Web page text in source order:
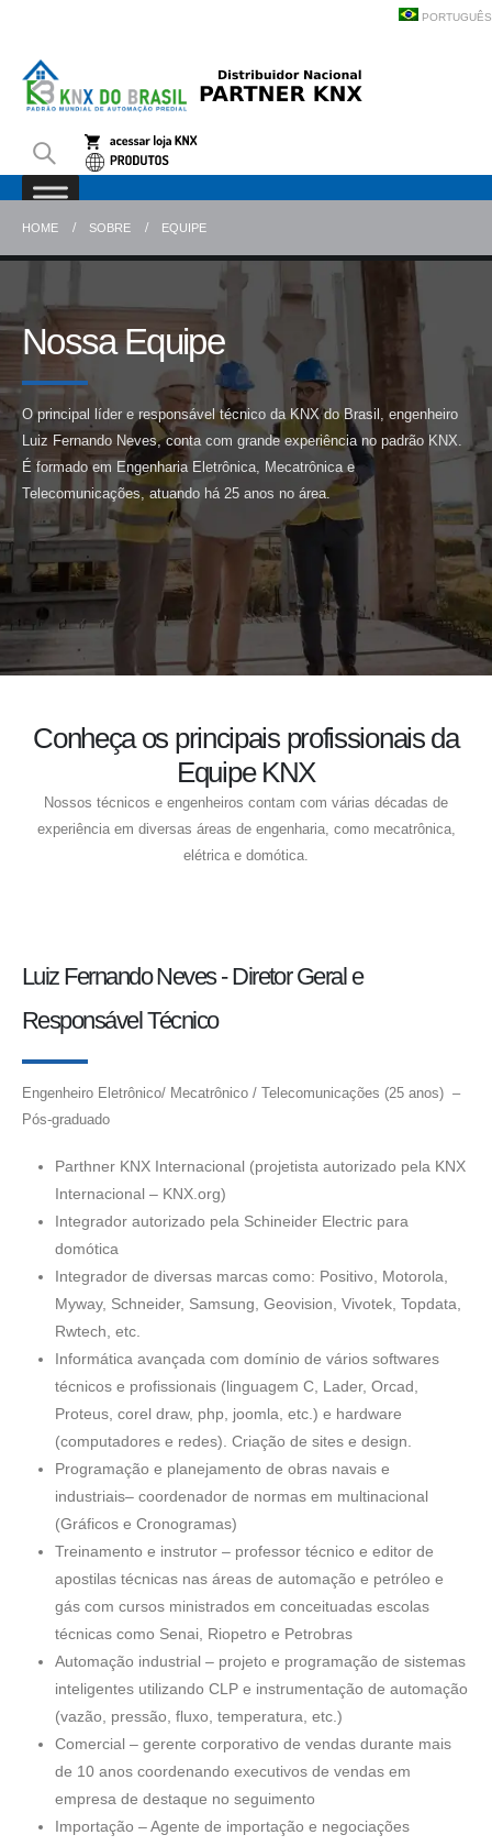
PORTUGUÊS
HOME SOBRE EQUIPE
Nossa Equipe
O principal líder e responsável técnico da KNX do Brasil, engenheiro
Luiz Fernando Neves, conta com grande experiência no padrão KNX.
É formado em Engenharia Eletrônica, Mecatrônica e
Telecomunicações, atuando há 25 anos no área.
Conheça os principais profissionais da
Equipe KNX
Nossos técnicos e engenheiros contam com várias décadas de
experiência em diversas áreas de engenharia, como mecatrônica,
elétrica e domótica.
Luiz Fernando Neves - Diretor Geral e
Responsável Técnico
Engenheiro Eletrônico/ Mecatrônico / Telecomunicações (25 anos) –
Pós-graduado
Parthner KNX Internacional (projetista autorizado pela KNX
Internacional – KNX.org)
Integrador autorizado pela Schineider Electric para
domótica
Integrador de diversas marcas como: Positivo, Motorola,
Myway, Schneider, Samsung, Geovision, Vivotek, Topdata,
Rwtech, etc.
Informática avançada com domínio de vários softwares
técnicos e profissionais (linguagem C, Lader, Orcad,
Proteus, corel draw, php, joomla, etc.) e hardware
(computadores e redes). Criação de sites e design.
Programação e planejamento de obras navais e
industriais– coordenador de normas em multinacional
(Gráficos e Cronogramas)
Treinamento e instrutor – professor técnico e editor de
apostilas técnicas nas áreas de automação e petróleo e
gás com cursos ministrados em conceituadas escolas
técnicas como Senai, Riopetro e Petrobras
Automação industrial – projeto e programação de sistemas
inteligentes utilizando CLP e instrumentação de automação
(vazão, pressão, fluxo, temperatura, etc.)
Comercial – gerente corporativo de vendas durante mais
de 10 anos coordenando executivos de vendas em
empresa de destaque no seguimento
Importação – Agente de importação e negociações